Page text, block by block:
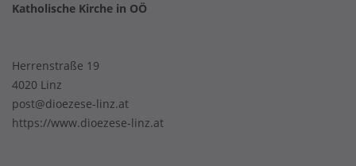
Katholische Kirche in OÖ
Herrenstraße 19
4020 Linz
post@dioezese-linz.at
https://www.dioezese-linz.at